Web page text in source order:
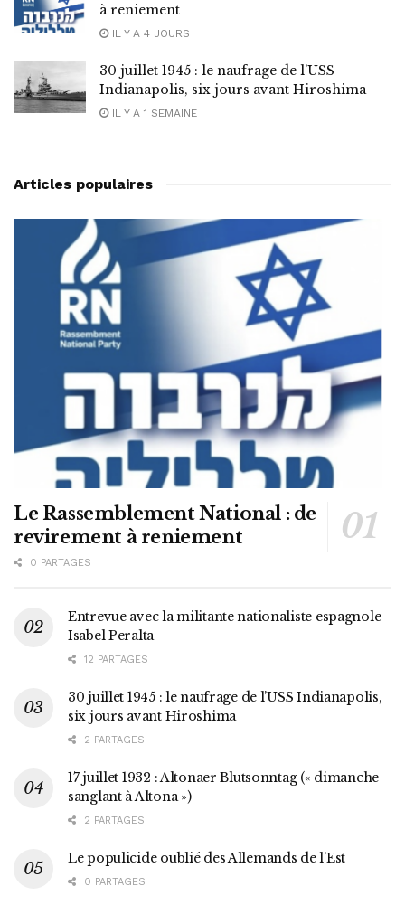
à reniement
IL Y A 4 JOURS
30 juillet 1945 : le naufrage de l’USS
Indianapolis, six jours avant Hiroshima
IL Y A 1 SEMAINE
Articles populaires
Le Rassemblement National : de
revirement à reniement
0 PARTAGES
Entrevue avec la militante nationaliste espagnole
Isabel Peralta
12 PARTAGES
30 juillet 1945 : le naufrage de l’USS Indianapolis,
six jours avant Hiroshima
2 PARTAGES
17 juillet 1932 : Altonaer Blutsonntag (« dimanche
sanglant à Altona »)
2 PARTAGES
Le populicide oublié des Allemands de l’Est
0 PARTAGES